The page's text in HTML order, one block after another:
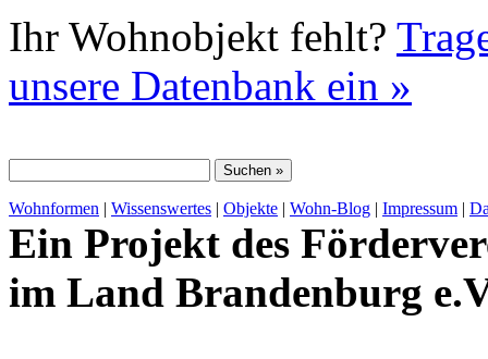
Ihr Wohnobjekt fehlt?
unsere Datenbank ein »
Wohnformen | Wissenswertes | Objekte | Wohn-Blog | Impressum |
Ein Projekt des
im Land Brandenburg